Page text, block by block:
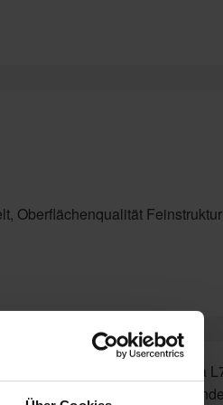
Oberflächenqualität Feinstruktur